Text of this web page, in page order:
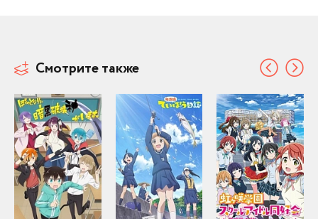
Смотрите также